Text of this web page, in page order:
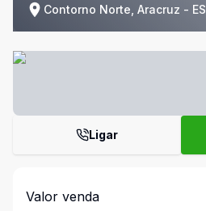
Contorno Norte, Aracruz - ES
Ligar
Valor venda